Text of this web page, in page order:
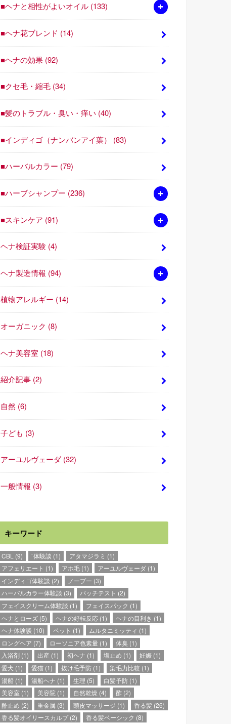
■ヘナと相性がよいオイル (133)
■ヘナ花ブレンド (14)
■ヘナの効果 (92)
■クセ毛・縮毛 (34)
■髪のトラブル・臭い・痒い (40)
■インディゴ（ナンバンアイ葉） (83)
■ハーバルカラー (79)
■ハーブシャンプー (236)
■スキンケア (91)
ヘナ検証実験 (4)
ヘナ製造情報 (94)
植物アレルギー (14)
オーガニック (8)
ヘナ美容室 (18)
紹介記事 (2)
自然 (6)
子ども (3)
アーユルヴェーダ(32)
一般情報 (3)
キーワード
CBL (9) `体験談 (1) アタマジラミ (1)
アフェリエート (1) アホ毛 (1) アーユルヴェーダ (1)
インディゴ体験談 (2) ノープー (3)
ハーバルカラー体験談 (3) パッチテスト (2)
フェイスクリーム体験談 (1) フェイスパック (1)
ヘナとローズ (5) ヘナの好転反応 (1) ヘナの目利き (1)
ヘナ体験談 (10) ペット (1) ムルタニミッティ (1)
ロングヘア (7) ローソニア色素量 (1) 体臭 (1)
入浴剤 (1) 出産 (1) 初ヘナ (1) 塩止め (1) 妊娠(1)
愛犬 (1) 愛猫 (1) 抜け毛予防 (1) 染毛力比較 (1)
湯船 (1) 湯船ヘナ (1) 生理 (5) 白髪予防(1)
美容室 (1) 美容院 (1) 自然乾燥 (4) 酢(2)
酢止め (2) 重金属 (3) 頭皮マッサージ (1) 香る髪(26)
香る髪オイリースカルプ (2) 香る髪ベーシック (8)